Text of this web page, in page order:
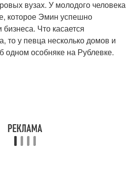
вузах. У молодого человека
которое Эмин успешно
бизнеса. Что касается
то у певца несколько домов и
одном особняке на Рублевке.